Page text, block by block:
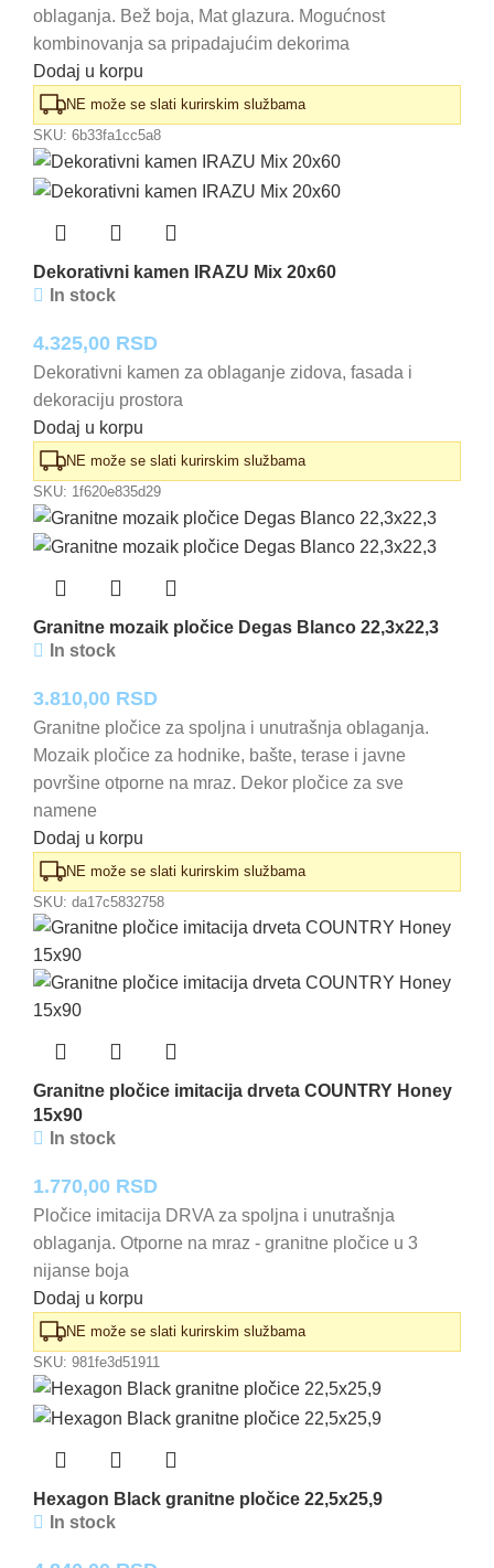
oblaganja. Bež boja, Mat glazura. Mogućnost
kombinovanja sa pripadajućim dekorima
Dodaj u korpu
NE može se slati kurirskim službama
SKU: 6b33fa1cc5a8
Dekorativni kamen IRAZU Mix 20x60
In stock
4.325,00 RSD
Dekorativni kamen za oblaganje zidova, fasada i
dekoraciju prostora
Dodaj u korpu
NE može se slati kurirskim službama
SKU: 1f620e835d29
Granitne mozaik pločice Degas Blanco 22,3x22,3
In stock
3.810,00 RSD
Granitne pločice za spoljna i unutrašnja oblaganja.
Mozaik pločice za hodnike, bašte, terase i javne
površine otporne na mraz. Dekor pločice za sve
namene
Dodaj u korpu
NE može se slati kurirskim službama
SKU: da17c5832758
Granitne pločice imitacija drveta COUNTRY Honey
15x90
In stock
1.770,00 RSD
Pločice imitacija DRVA za spoljna i unutrašnja
oblaganja. Otporne na mraz - granitne pločice u 3
nijanse boja
Dodaj u korpu
NE može se slati kurirskim službama
SKU: 981fe3d51911
Hexagon Black granitne pločice 22,5x25,9
In stock